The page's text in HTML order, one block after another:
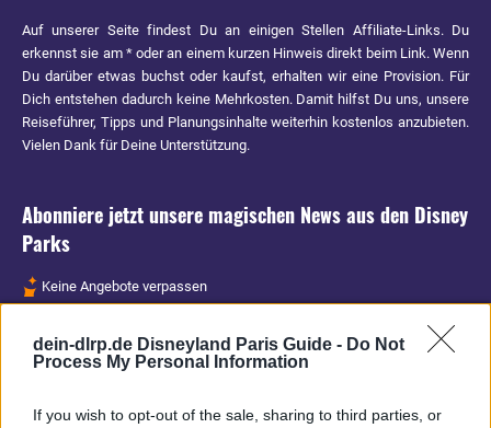
dein-dlrp.de Disneyland Paris Guide - Do Not
Process My Personal Information
If you wish to opt-out of the sale, sharing to third parties, or
Auf unserer Seite findest Du an einigen Stellen Affiliate-Links. Du
erkennst sie am * oder an einem kurzen Hinweis direkt beim Link. Wenn
Du darüber etwas buchst oder kaufst, erhalten wir eine Provision. Für
Dich entstehen dadurch keine Mehrkosten. Damit hilfst Du uns, unsere
Reiseführer, Tipps und Planungsinhalte weiterhin kostenlos anzubieten.
Vielen Dank für Deine Unterstützung.
Abonniere jetzt unsere magischen News aus den Disney
Parks
Keine Angebote verpassen
Spannende Lesetipps